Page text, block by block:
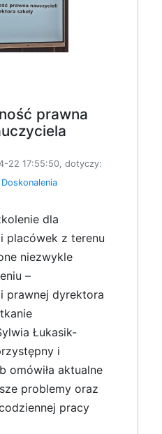
prawna
22 17:55:50, dotyczy:
dla
placówek z terenu
niezwykle
–
prawnej dyrektora
Łukasik-
i
omówiła aktualne
problemy oraz
pracy